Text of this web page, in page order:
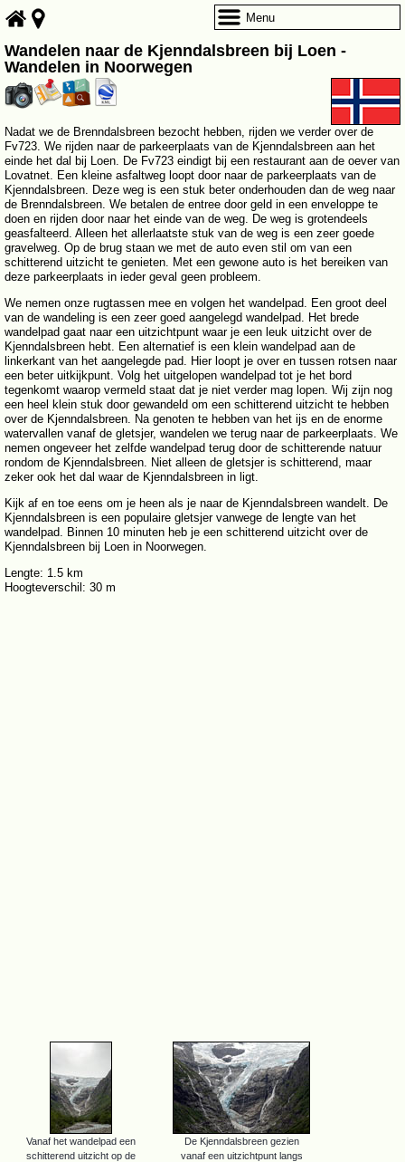
Wandelen naar de Kjenndalsbreen bij Loen -
Wandelen in Noorwegen
Nadat we de Brenndalsbreen bezocht hebben, rijden we verder over de
Fv723. We rijden naar de parkeerplaats van de Kjenndalsbreen aan het
einde het dal bij Loen. De Fv723 eindigt bij een restaurant aan de oever van
Lovatnet. Een kleine asfaltweg loopt door naar de parkeerplaats van de
Kjenndalsbreen. Deze weg is een stuk beter onderhouden dan de weg naar
de Brenndalsbreen. We betalen de entree door geld in een enveloppe te
doen en rijden door naar het einde van de weg. De weg is grotendeels
geasfalteerd. Alleen het allerlaatste stuk van de weg is een zeer goede
gravelweg. Op de brug staan we met de auto even stil om van een
schitterend uitzicht te genieten. Met een gewone auto is het bereiken van
deze parkeerplaats in ieder geval geen probleem.
We nemen onze rugtassen mee en volgen het wandelpad. Een groot deel
van de wandeling is een zeer goed aangelegd wandelpad. Het brede
wandelpad gaat naar een uitzichtpunt waar je een leuk uitzicht over de
Kjenndalsbreen hebt. Een alternatief is een klein wandelpad aan de
linkerkant van het aangelegde pad. Hier loopt je over en tussen rotsen naar
een beter uitkijkpunt. Volg het uitgelopen wandelpad tot je het bord
tegenkomt waarop vermeld staat dat je niet verder mag lopen. Wij zijn nog
een heel klein stuk door gewandeld om een schitterend uitzicht te hebben
over de Kjenndalsbreen. Na genoten te hebben van het ijs en de enorme
watervallen vanaf de gletsjer, wandelen we terug naar de parkeerplaats. We
nemen ongeveer het zelfde wandelpad terug door de schitterende natuur
rondom de Kjenndalsbreen. Niet alleen de gletsjer is schitterend, maar
zeker ook het dal waar de Kjenndalsbreen in ligt.
Kijk af en toe eens om je heen als je naar de Kjenndalsbreen wandelt. De
Kjenndalsbreen is een populaire gletsjer vanwege de lengte van het
wandelpad. Binnen 10 minuten heb je een schitterend uitzicht over de
Kjenndalsbreen bij Loen in Noorwegen.
Lengte: 1.5 km
Hoogteverschil: 30 m
Vanaf het wandelpad een
schitterend uitzicht op de
De Kjenndalsbreen gezien
vanaf een uitzichtpunt langs
Menu